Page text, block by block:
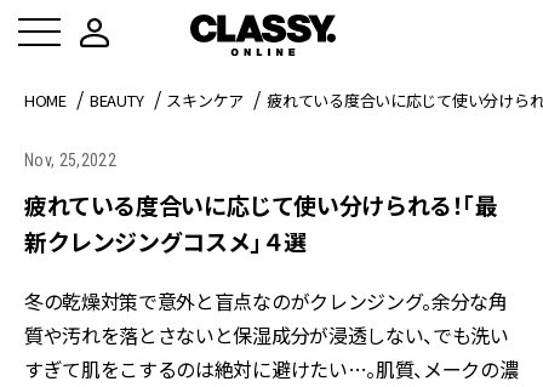
HOME BEAUTY スキンケア 疲れている度合いに応じて使い分けら
Nov, 25,2022
疲れている度合いに応じて使い分けられる！「最
新クレンジングコスメ」４選
冬の乾燥対策で意外と盲点なのがクレンジング。余分な角
質や汚れを落とさないと保湿成分が浸透しない、でも洗い
すぎて肌をこするのは絶対に避けたい…。肌質、メークの濃